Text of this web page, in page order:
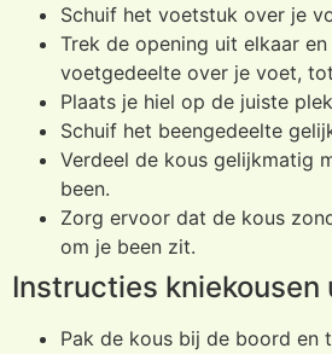
Schuif het voetstuk over je
Trek de opening uit elkaar
voetgedeelte over je voet,
Plaats je hiel op de juiste
Schuif het beengedeelte
Verdeel de kous gelijkmatig
been.
Zorg ervoor dat de kous
om je been zit.
Instructies kniekousen
Pak de kous bij de boord en